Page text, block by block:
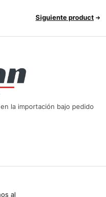
Siguiente product
la importación bajo pedido
al